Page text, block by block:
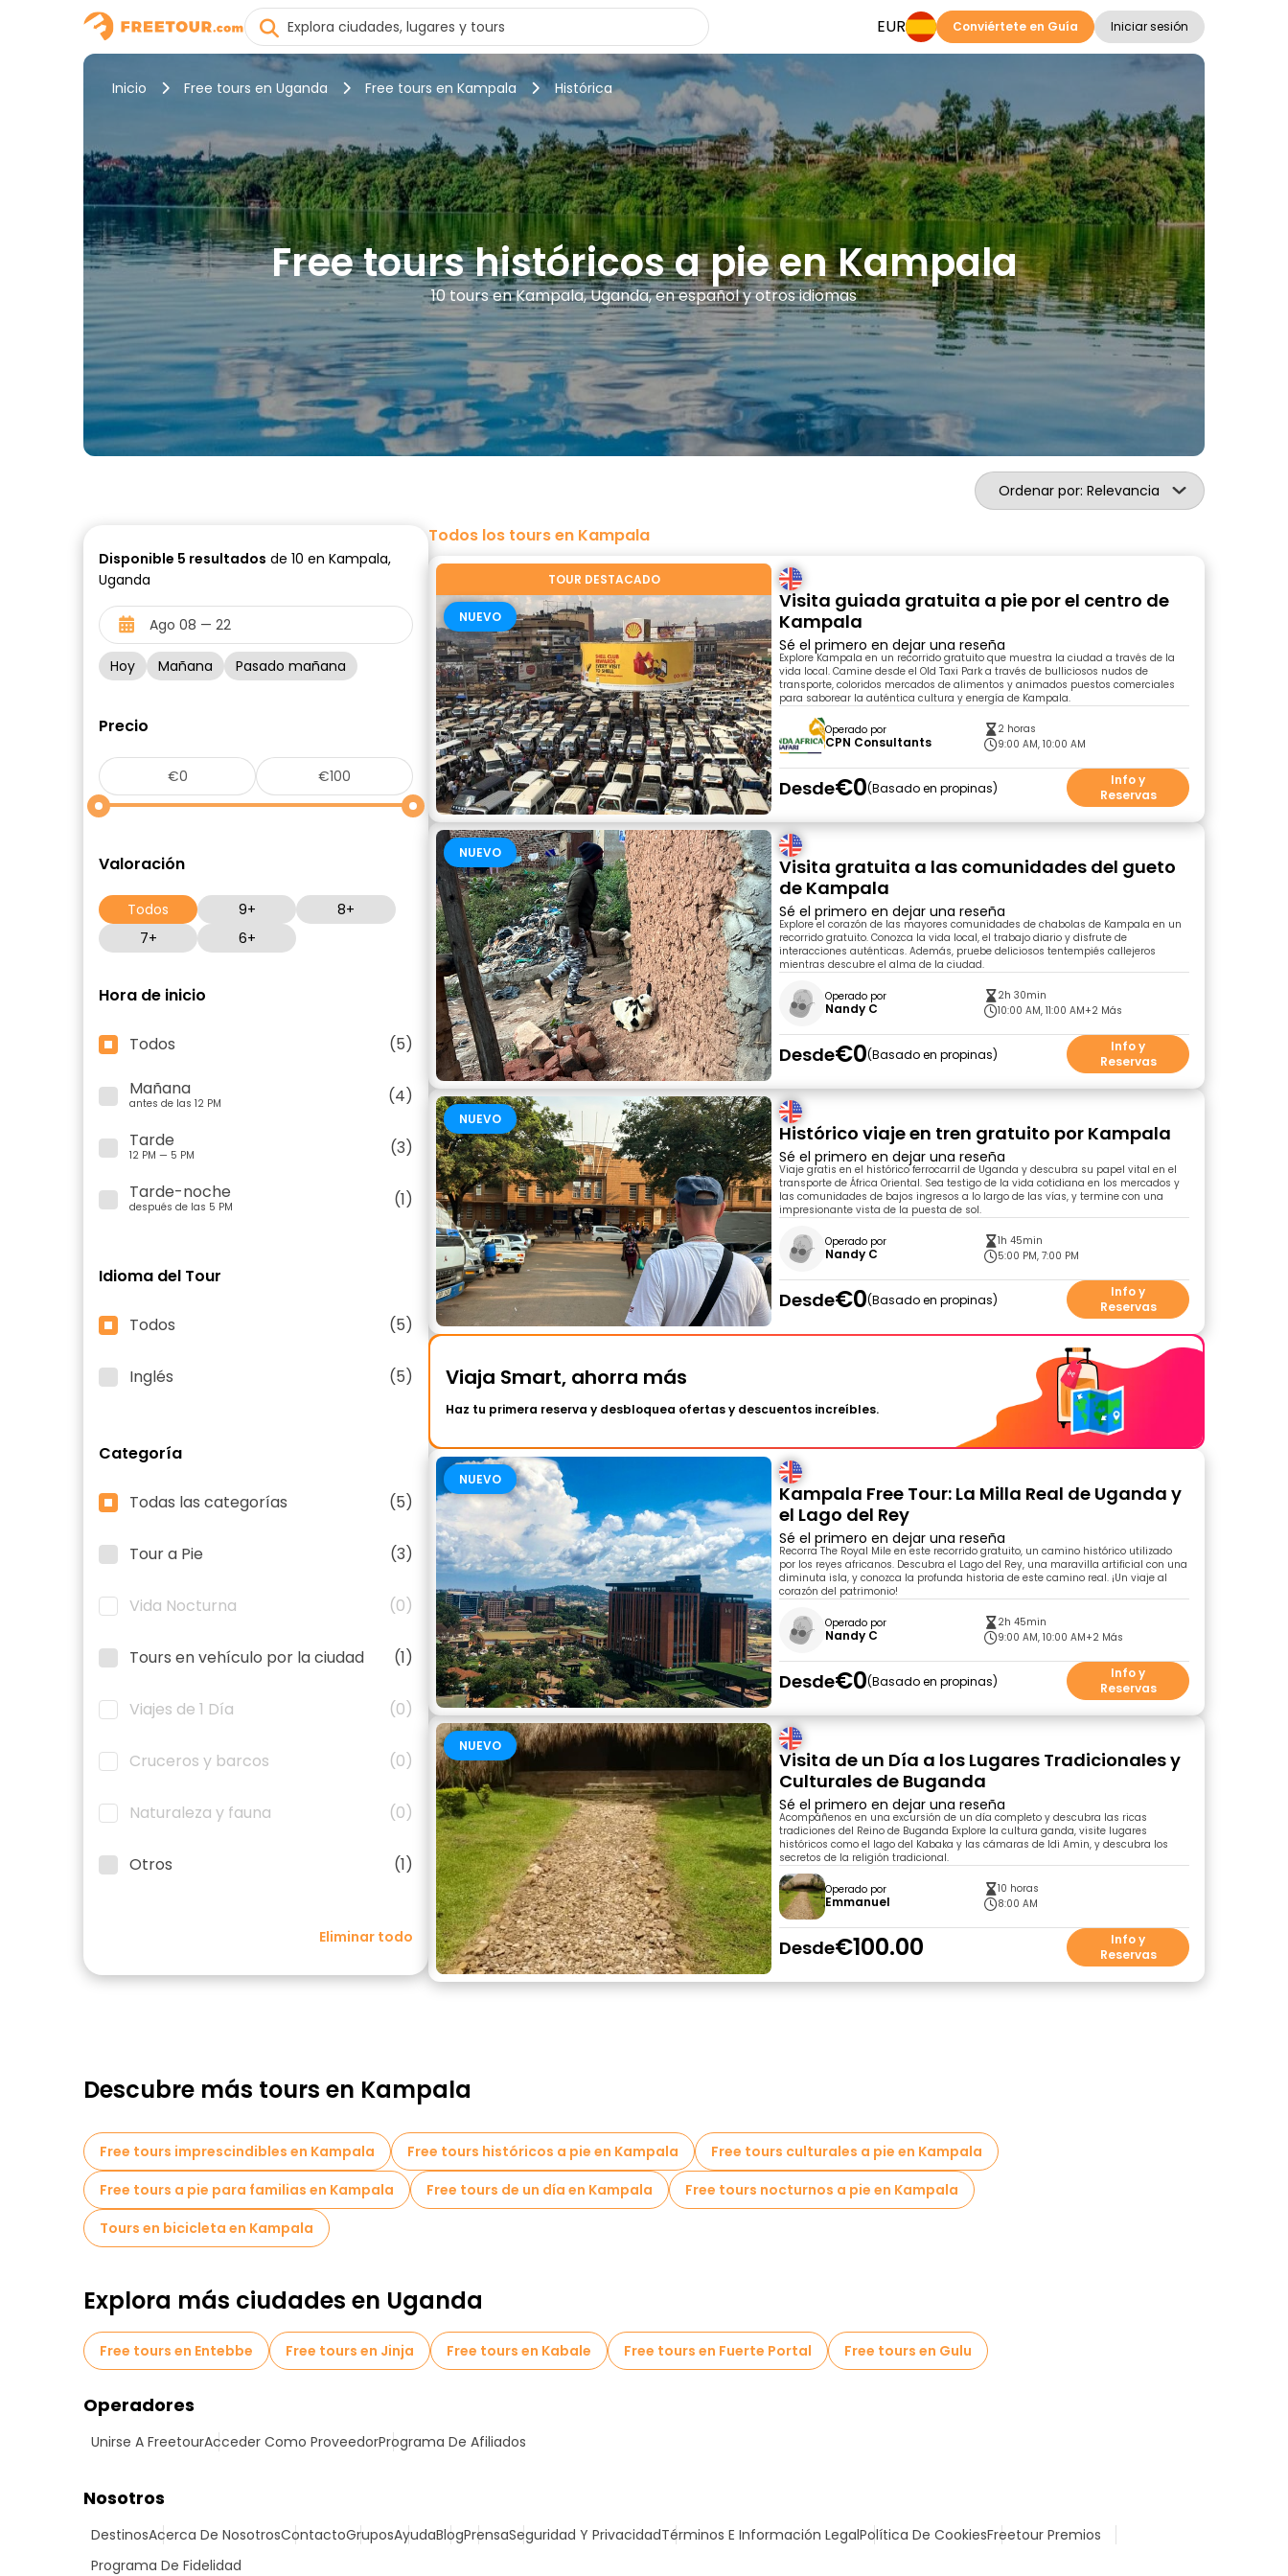
EUR Conviértete en Guía Iniciar sesión
Inicio Free tours en Uganda Free tours en Kampala Histórica
Free tours históricos a pie en Kampala
10 tours en Kampala, Uganda, en español y otros idiomas
Ordenar por: Relevancia
Disponible 5 resultados de 10 en Kampala,
Uganda
Hoy Mañana Pasado mañana
Precio
Valoración
Todos 9+
8+
7+
6+
Hora de inicio
Todos
(5)
Mañana
antes de las 12 PM
(4)
Tarde
12 PM — 5 PM
(3)
Tarde-noche
después de las 5 PM (1)
Idioma del Tour
Todos (5)
Inglés (5)
Categoría
Todas las categorías (5)
Tour a Pie (3)
Vida Nocturna (0)
Tours en vehículo por la ciudad (1)
Viajes de 1 Día (0)
Cruceros y barcos (0)
Naturaleza y fauna (0)
Otros (1)
Eliminar todo
Todos los tours en Kampala
TOUR DESTACADO
NUEVO
Visita guiada gratuita a pie por el centro de
Kampala
Sé el primero en dejar una reseña
Explore Kampala en un recorrido gratuito que muestra la ciudad a través de la
vida local. Camine desde el Old Taxi Park a través de bulliciosos nudos de
transporte, coloridos mercados de alimentos y animados puestos comerciales
para saborear la auténtica cultura y energía de Kampala.
Operado por
CPN Consultants
2 horas
9:00 AM, 10:00 AM
Desde€0 Basado en propinas
Info y
Reservas
NUEVO
Visita gratuita a las comunidades del gueto
de Kampala
Sé el primero en dejar una reseña
Explore el corazón de las mayores comunidades de chabolas de Kampala en un
recorrido gratuito. Conozca la vida local, el trabajo diario y disfrute de
interacciones auténticas. Además, pruebe deliciosos tentempiés callejeros
mientras descubre el alma de la ciudad.
Operado por
Nandy C
2h 30min
10:00 AM, 11:00 AM+2 Más
Desde€0 Basado en propinas
Info y
Reservas
NUEVO
Histórico viaje en tren gratuito por Kampala
Sé el primero en dejar una reseña
Viaje gratis en el histórico ferrocarril de Uganda y descubra su papel vital en el
transporte de África Oriental. Sea testigo de la vida cotidiana en los mercados y
las comunidades de bajos ingresos a lo largo de las vías, y termine con una
impresionante vista de la puesta de sol.
Operado por
Nandy C
1h 45min
5:00 PM, 7:00 PM
Desde€0 Basado en propinas
Info y
Reservas
Viaja Smart, ahorra más
Haz tu primera reserva y desbloquea ofertas y descuentos increíbles.
NUEVO
Kampala Free Tour: La Milla Real de Uganda y
el Lago del Rey
Sé el primero en dejar una reseña
Recorra The Royal Mile en este recorrido gratuito, un camino histórico utilizado
por los reyes africanos. Descubra el Lago del Rey, una maravilla artificial con una
diminuta isla, y conozca la profunda historia de este camino real. ¡Un viaje al
corazón del patrimonio!
Operado por
Nandy C
2h 45min
9:00 AM, 10:00 AM+2 Más
Desde€0 Basado en propinas
Info y
Reservas
NUEVO
Visita de un Día a los Lugares Tradicionales y
Culturales de Buganda
Sé el primero en dejar una reseña
Acompáñenos en una excursión de un día completo y descubra las ricas
tradiciones del Reino de Buganda Explore la cultura ganda, visite lugares
históricos como el lago del Kabaka y las cámaras de Idi Amin, y descubra los
secretos de la religión tradicional.
Operado por
Emmanuel
10 horas
8:00 AM
Desde€100.00
Info y
Reservas
Descubre más tours en Kampala
Free tours imprescindibles en Kampala Free tours históricos a pie en Kampala
Free tours culturales a pie en Kampala
Free tours a pie para familias en Kampala
Free tours de un día en Kampala
Free tours nocturnos a pie en Kampala
Tours en bicicleta en Kampala
Explora más ciudades en Uganda
Free tours en Entebbe Free tours en Jinja Free tours en Kabale Free tours en Fuerte Portal Free tours en Gulu
Operadores
Unirse A FreetourAcceder Como ProveedorPrograma De Afiliados
Nosotros
DestinosAcerca De NosotrosContactoGruposAyudaBlogPrensaSeguridad Y PrivacidadTérminos E Información LegalPolítica De CookiesFreetour Premios
Programa De Fidelidad